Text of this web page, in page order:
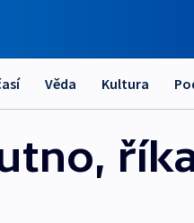
Věda Kultura